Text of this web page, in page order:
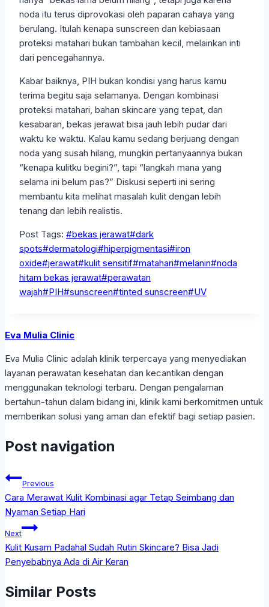
noda itu terus diprovokasi oleh paparan cahaya yang
berulang. Itulah kenapa sunscreen dan kebiasaan
proteksi matahari bukan tambahan kecil, melainkan inti
dari pencegahannya.
Kabar baiknya, PIH bukan kondisi yang harus kamu
terima begitu saja selamanya. Dengan kombinasi
proteksi matahari, bahan skincare yang tepat, dan
kesabaran, bekas jerawat bisa jauh lebih pudar dari
waktu ke waktu. Kalau kamu sedang berjuang dengan
noda yang susah hilang, mungkin pertanyaannya bukan
“kenapa kulitku begini?”, tapi “langkah mana yang
selama ini belum pas?” Diskusi seperti ini sering
membantu kita melihat masalah kulit dengan lebih
tenang dan lebih realistis.
Post Tags: #bekas jerawat#dark
spots#dermatologi#hiperpigmentasi#iron
oxide#jerawat#kulit sensitif#matahari#melanin#noda
hitam bekas jerawat#perawatan
wajah#PIH#sunscreen#tinted sunscreen#UV
Eva Mulia Clinic
Eva Mulia Clinic adalah klinik terpercaya yang menyediakan
layanan perawatan kesehatan dan kecantikan dengan
menggunakan teknologi terbaru. Dengan pengalaman
bertahun-tahun dalam bidang ini, klinik kami berkomitmen untuk
memberikan solusi yang aman dan efektif bagi setiap pasien.
Post navigation
Previous
Cara Merawat Kulit Kombinasi agar Tetap Seimbang dan
Nyaman Setiap Hari
Next
Kulit Kusam Padahal Sudah Rutin Skincare? Bisa Jadi
Penyebabnya Ada di Air Keran
Similar Posts